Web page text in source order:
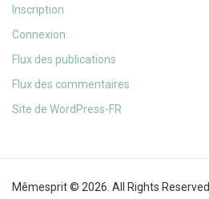
Inscription
Connexion
Flux des publications
Flux des commentaires
Site de WordPress-FR
Mêmesprit © 2026. All Rights Reserved.